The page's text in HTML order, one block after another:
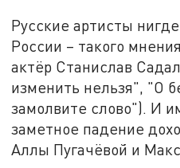
Русские артисты
России – такого
актёр Станислав
изменить нельзя", "О
замолвите слово"). И
заметное падение
Аллы Пугачёвой и